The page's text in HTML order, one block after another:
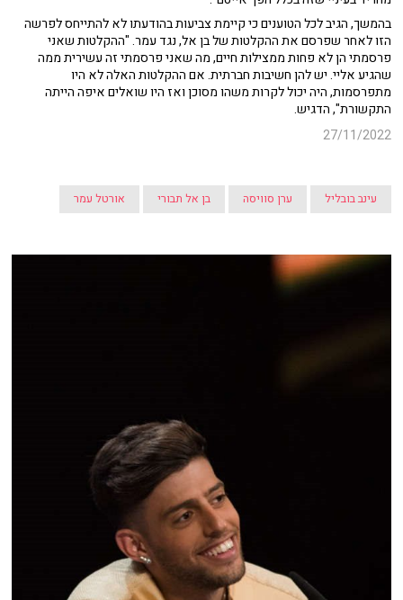
בהמשך, הגיב לכל הטוענים כי קיימת צביעות בהודעתו לא להתייחס לפרשה
הזו לאחר שפרסם את ההקלטות של בן אל, נגד עמר. "ההקלטות שאני
פרסמתי הן לא פחות ממצילות חיים, מה שאני פרסמתי זה עשירית ממה
שהגיע אליי. יש להן חשיבות חברתית. אם ההקלטות האלה לא היו
מתפרסמות, היה יכול לקרות משהו מסוכן ואז היו שואלים איפה הייתה
התקשורת", הדגיש.
27/11/2022
עינב בובליל ערן סוויסה בן אל תבורי אורטל עמר